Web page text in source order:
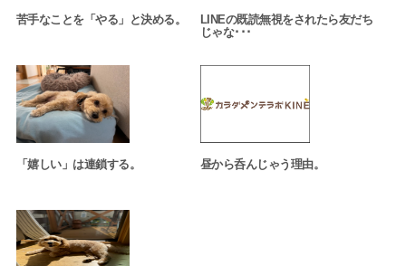
苦手なことを「やる」と決める。
LINEの既読無視をされたら友だち
じゃな･･･
「嬉しい」は連鎖する。 昼から呑んじゃう理由。